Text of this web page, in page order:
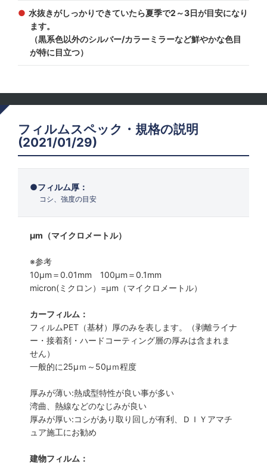
水抜きがしっかりできていたら夏季で2～3日が目安になり
ます。
（黒系色以外のシルバー/カラーミラーなど鮮やかな色目
が特に目立つ）
フィルムスペック・規格の説明
(2021/01/29)
フィルム厚：
コシ、強度の目安
μm（マイクロメートル）
※参考
10μm＝0.01mm 100μm＝0.1mm
micron(ミクロン）=µm（マイクロメートル）
カーフィルム：
フィルムPET（基材）厚のみを表します。（剥離ライナ
ー・接着剤・ハードコーティング層の厚みは含まれま
せん）
一般的に25µｍ～50µｍ程度
厚みが薄い:熱成型特性が良い事が多い
湾曲、熱線などのなじみが良い
厚みが厚い:コシがあり取り回しが有利、ＤＩＹアマチ
ュア施工にお勧め
建物フィルム：